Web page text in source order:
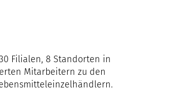
Filialen, 8 Standorten in
Mitarbeitern zu den